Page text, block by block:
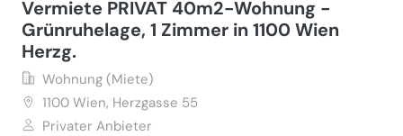
Vermiete PRIVAT 40m2-Wohnung -
Grünruhelage, 1 Zimmer in 1100 Wien
Herzg.
Wohnung (Miete)
1100 Wien, Herzgasse 55
Privater Anbieter